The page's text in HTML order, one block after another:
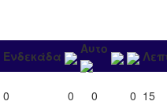
Ενδεκάδα Αυτο
0 0 0 0 15